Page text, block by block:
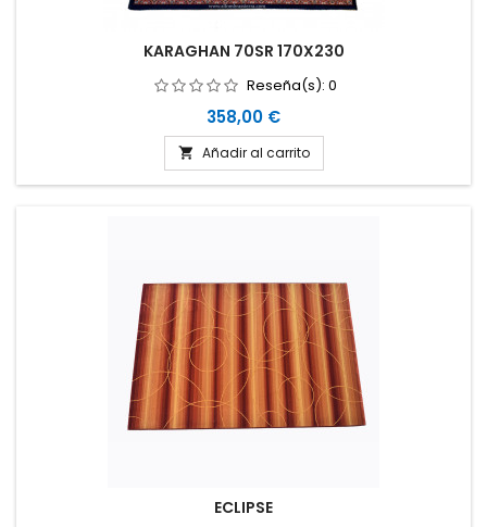
KARAGHAN 70SR 170X230
Reseña(s): 0
Precio
358,00 €
 Añadir al carrito
ECLIPSE